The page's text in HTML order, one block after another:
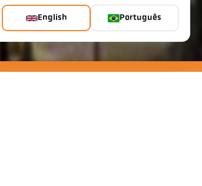
English Português